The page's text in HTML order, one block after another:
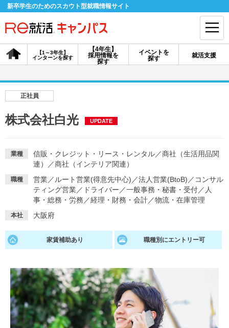
新卒学生のためのスカウト型就職情報サイト
【4年生】
採用情報を
探す
【1～3年生】
インターンを探す
イベントを
探す
就活支援
会員登録 ログイン
採用情報を探す
説明会を探す
インターンを探す
イベントを探す スカウト お知らせ
就活ノウハウ・サポート
就活支援 就活コラム
適職診断
あなたに合う仕事を診断！
就活チャンネル
動画で対策講座をチェック
就活ニュースペーパー よくある質問
正社員
株式会社白光 UPDATE
業種 信販・クレジット・リース・レンタル／商社（生活用品関
連）
／商社（インテリア関連）
職種 営業／ ルート営業(得意先中心) ／法人営業(BtoB) ／ コンサル
ティング営業／ ドライバー ／一般事務・秘書・受付／ 人
事・総務・労務 ／経理・財務・会計／物流・在庫管理
本社 大阪府
家賃補助あり 職種別にエントリー可